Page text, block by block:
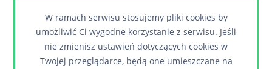
Po zmianie serwera nastepuje ponowna
synchronizacja poczty.
W ramach serwisu stosujemy pliki cookies by
umożliwić Ci wygodne korzystanie z serwisu. Jeśli
nie zmienisz ustawień dotyczących cookies w
Twojej przeglądarce, będą one umieszczane na